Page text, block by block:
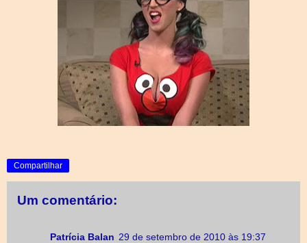
Compartilhar
Um comentário:
Patrícia Balan 29 de setembro de 2010 às 19:37